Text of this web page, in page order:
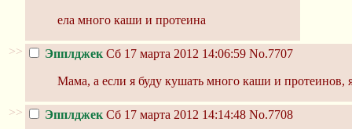
ела много каши и протеина
>> Эпплджек Сб 17 марта 2012 14:06:59 No.7707
Мама, а если я буду кушать много каши и протеинов,
>> Эпплджек Сб 17 марта 2012 14:14:48 No.7708